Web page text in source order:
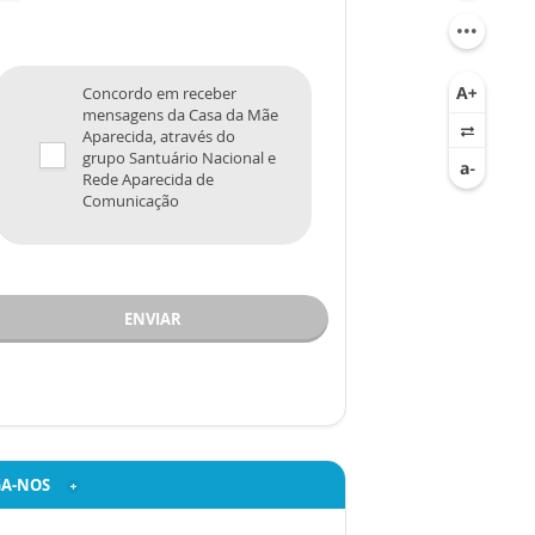
Concordo em receber
mensagens da Casa da Mãe
Aparecida, através do
grupo Santuário Nacional e
Rede Aparecida de
Comunicação
ENVIAR
NOS